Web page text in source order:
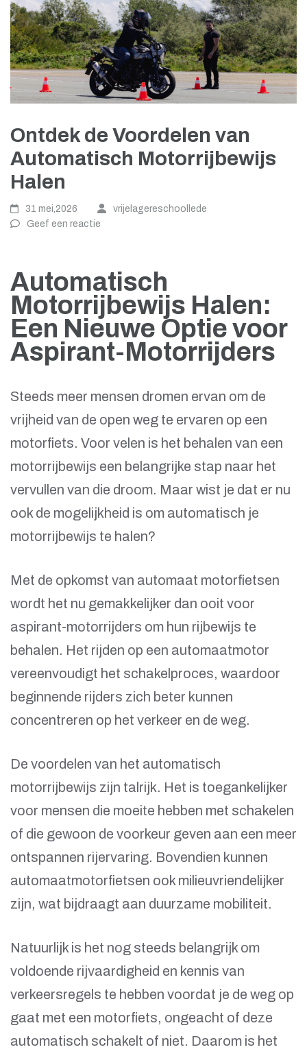
Ontdek de Voordelen van
Automatisch Motorrijbewijs
Halen
31 mei,2026
vrijelagereschoollede
Geef een reactie
Automatisch
Motorrijbewijs Halen:
Een Nieuwe Optie voor
Aspirant-Motorrijders
Steeds meer mensen dromen ervan om de
vrijheid van de open weg te ervaren op een
motorfiets. Voor velen is het behalen van een
motorrijbewijs een belangrijke stap naar het
vervullen van die droom. Maar wist je dat er nu
ook de mogelijkheid is om automatisch je
motorrijbewijs te halen?
Met de opkomst van automaat motorfietsen
wordt het nu gemakkelijker dan ooit voor
aspirant-motorrijders om hun rijbewijs te
behalen. Het rijden op een automaatmotor
vereenvoudigt het schakelproces, waardoor
beginnende rijders zich beter kunnen
concentreren op het verkeer en de weg.
De voordelen van het automatisch
motorrijbewijs zijn talrijk. Het is toegankelijker
voor mensen die moeite hebben met schakelen
of die gewoon de voorkeur geven aan een meer
ontspannen rijervaring. Bovendien kunnen
automaatmotorfietsen ook milieuvriendelijker
zijn, wat bijdraagt aan duurzame mobiliteit.
Natuurlijk is het nog steeds belangrijk om
voldoende rijvaardigheid en kennis van
verkeersregels te hebben voordat je de weg op
gaat met een motorfiets, ongeacht of deze
automatisch schakelt of niet. Daarom is het